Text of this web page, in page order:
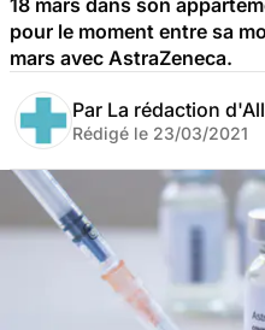
pour le moment entre sa
mars avec AstraZeneca.
Par La rédaction
Rédigé le 23/03/2021